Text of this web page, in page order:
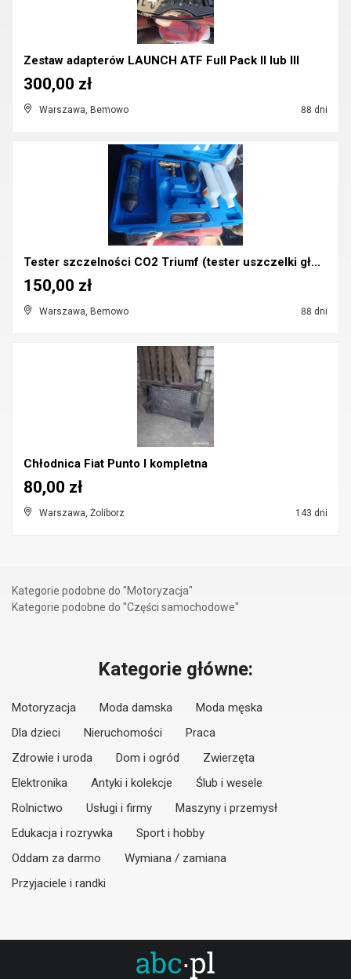
Zestaw adapterów LAUNCH ATF Full Pack II lub III
Warszawa, Bemowo 88 dni
300,00 zł
Tester szczelności CO2 Triumf (tester uszczelki gł...
Warszawa, Bemowo 88 dni
150,00 zł
Chłodnica Fiat Punto I kompletna
Warszawa, Żoliborz 143 dni
80,00 zł
Kategorie podobne do "Motoryzacja"
Kategorie podobne do "Części samochodowe"
Kategorie główne:
Motoryzacja Moda damska
Moda męska
Dla dzieci
Nieruchomości
Praca
Zdrowie i uroda
Dom i ogród
Zwierzęta
Elektronika
Antyki i kolekcje
Ślub i wesele
Rolnictwo
Usługi i firmy
Maszyny i przemysł
Edukacja i rozrywka
Sport i hobby
Oddam za darmo
Wymiana / zamiana
Przyjaciele i randki